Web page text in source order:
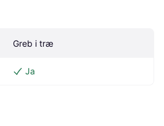
Greb i træ
Ja